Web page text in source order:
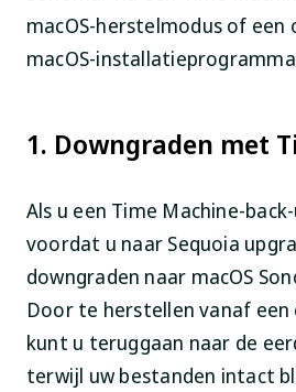
macOS-herstelmodus of
macOS-
1. Downgraden met
Als u een Time Machine-
voordat u naar Sequoia
downgraden naar macOS
Door te herstellen vanaf een
kunt u teruggaan naar de
terwijl uw bestanden intact